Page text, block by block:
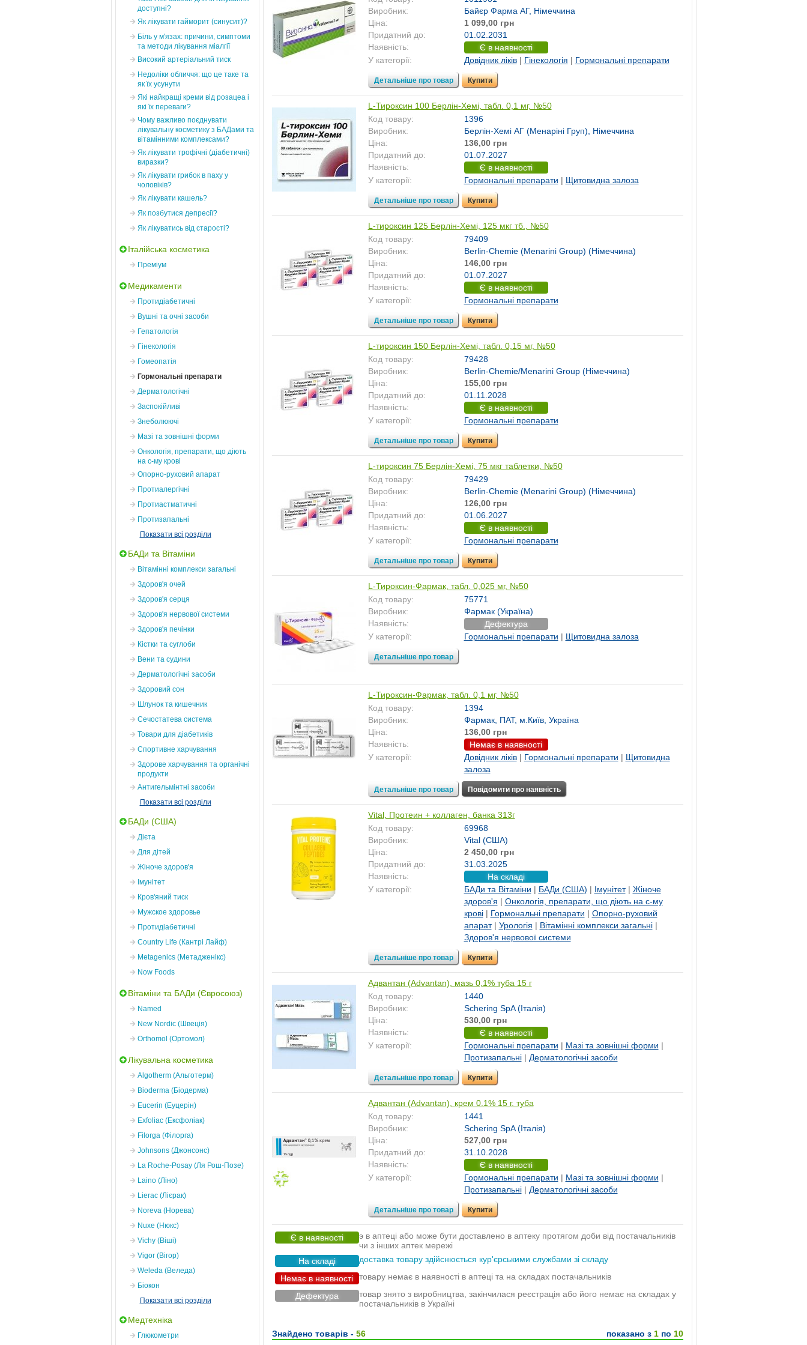
доступні?
Як лікувати гайморит (синусит)?
Біль у м'язах: причини, симптоми
та методи лікування міалгії
Високий артеріальний тиск
Недоліки обличчя: що це таке та
як їх усунути
Які найкращі креми від розацеа і
які їх переваги?
Чому важливо поєднувати
лікувальну косметику з БАДами та
вітамінними комплексами?
Як лікувати трофічні (діабетичні)
виразки?
Як лікувати грибок в паху у
чоловіків?
Як лікувати кашель?
Як позбутися депресії?
Як лікуватись від старості?
Італійська косметика
Преміум
Медикаменти
Протидіабетичні
Вушні та очні засоби
Гепатологія
Гінекологія
Гомеопатія
Гормональні препарати
Дерматологічні
Заспокійливі
Знеболюючі
Мазі та зовнішні форми
Онкологія, препарати, що діють
на с-му крові
Опорно-руховий апарат
Протиалергічні
Протиастматичні
Протизапальні
Показати всі розділи
БАДи та Вітаміни
Вітамінні комплекси загальні
Здоров'я очей
Здоров'я серця
Здоров'я нервової системи
Здоров'я печінки
Кістки та суглоби
Вени та судини
Дерматологічні засоби
Здоровий сон
Шлунок та кишечник
Сечостатева система
Товари для діабетиків
Спортивне харчування
Здорове харчування та органічні
продукти
Антигельмінтні засоби
Показати всі розділи
БАДи (США)
Дієта
Для дітей
Жіноче здоров'я
Імунітет
Кров'яний тиск
Мужское здоровье
Протидіабетичні
Country Life (Кантрі Лайф)
Metagenics (Метадженікс)
Now Foods
Вітаміни та БАДи (Євросоюз)
Named
New Nordic (Швеція)
Orthomol (Ортомол)
Лікувальна косметика
Algotherm (Альготерм)
Bioderma (Біодерма)
Eucerin (Еуцерін)
Exfoliac (Ексфоліак)
Filorga (Філорга)
Johnsons (Джонсонс)
La Roche-Posay (Ля Рош-Позе)
Laino (Ліно)
Lierac (Лієрак)
Noreva (Норева)
Nuxe (Нюкс)
Vichy (Віші)
Vigor (Вігор)
Weleda (Веледа)
Біокон
Показати всі розділи
Медтехніка
Глюкометри
Виробник:
Байєр Фарма АГ, Німеччина
Ціна:
1 099,00 грн
Придатний до:
01.02.2031
Наявність:
Є в наявності
У категорії:
Довідник ліків| Гінекологія | Гормональні препарати
Детальніше про товар Купити
L-Тироксин 100 Берлін-Хемі, табл. 0,1 мг, №50
Код товару:
1396
Виробник:
Берлін-Хемі АГ (Менаріні Груп), Німеччина
Ціна:
136,00 грн
Придатний до:
01.07.2027
Наявність:
Є в наявності
У категорії:
Гормональні препарати | Щитовидна залоза
Детальніше про товар Купити
L-тироксин 125 Берлін-Хемі, 125 мкг тб., №50
Код товару:
79409
Виробник:
Berlin-Chemie (Menarini Group) (Німеччина)
Ціна:
146,00 грн
Придатний до:
01.07.2027
Наявність:
Є в наявності
У категорії:
Гормональні препарати
Детальніше про товар Купити
L-тироксин 150 Берлін-Хемі, табл. 0,15 мг, №50
Код товару:
79428
Виробник:
Berlin-Chemie/Menarini Group (Німеччина)
Ціна:
155,00 грн
Придатний до:
01.11.2028
Наявність:
Є в наявності
У категорії:
Гормональні препарати
Детальніше про товар Купити
L-тироксин 75 Берлін-Хемі, 75 мкг таблетки, №50
Код товару:
79429
Виробник:
Berlin-Chemie (Menarini Group) (Німеччина)
Ціна:
126,00 грн
Придатний до:
01.06.2027
Наявність:
Є в наявності
У категорії:
Гормональні препарати
Детальніше про товар Купити
L-Тироксин-Фармак, табл. 0,025 мг, №50
Код товару:
75771
Виробник:
Фармак (Україна)
Наявність:
Дефектура
У категорії:
Гормональні препарати | Щитовидна залоза
Детальніше про товар
L-Тироксин-Фармак, табл. 0,1 мг, №50
Код товару:
1394
Виробник:
Фармак, ПАТ, м.Київ, Україна
Ціна:
136,00 грн
Наявність:
Немає в наявності
У категорії:
Довідник ліків| Гормональні препарати | Щитовидна
залоза
Детальніше про товар Повідомити про наявність
Vital, Протеин + коллаген, банка 313г
Код товару:
69968
Виробник:
Vital (США)
Ціна:
2 450,00 грн
Придатний до:
31.03.2025
Наявність:
На складі
У категорії:
БАДи та Вітаміни | БАДи (США) | Імунітет| Жіноче
здоров'я | Онкологія, препарати, що діють на с-му
крові| Гормональні препарати | Опорно-руховий
апарат| Урологія | Вітамінні комплекси загальні|
Здоров'я нервової системи
Детальніше про товар Купити
Адвантан (Advantan), мазь 0,1% туба 15 г
Код товару:
1440
Виробник:
Schering SpA (Італія)
Ціна:
530,00 грн
Наявність:
Є в наявності
У категорії:
Гормональні препарати | Мазі та зовнішні форми |
Протизапальні| Дерматологічні засоби
Детальніше про товар Купити
Адвантан (Advantan), крем 0.1% 15 г. туба
Код товару:
1441
Виробник:
Schering SpA (Італія)
Ціна:
527,00 грн
Придатний до:
31.10.2028
Наявність:
Є в наявності
У категорії:
Гормональні препарати | Мазі та зовнішні форми |
Протизапальні| Дерматологічні засоби
Детальніше про товар Купити
Є в наявності
э в аптеці або може бути доставлено в аптеку протягом доби від постачальників
чи з інших аптек мережі
На складі
доставка товару здійснюється кур'єрськими службами зі складу
Немає в наявності товару немає в наявності в аптеці та на складах постачальників
Дефектура
товар знято з виробництва, закінчилася реєстрація або його немає на складах у
постачальників в Україні
Знайдено товарів - 56 показано з 1по 10